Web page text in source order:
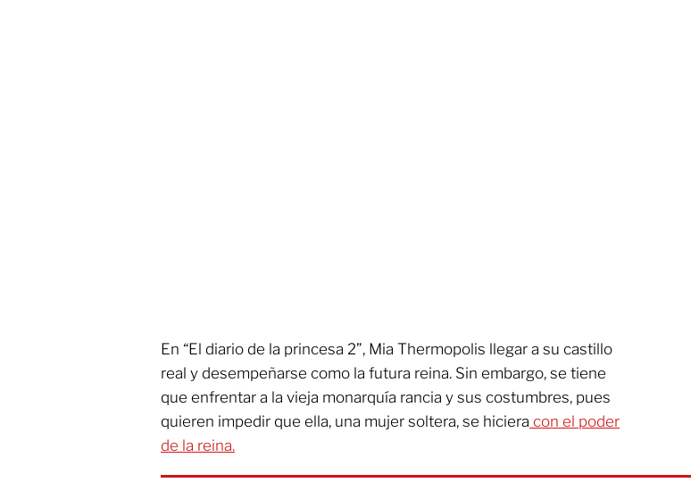
En “El diario de la princesa 2”, Mia Thermopolis llegar a su castillo
real y desempeñarse como la futura reina. Sin embargo, se tiene
que enfrentar a la vieja monarquía rancia y sus costumbres, pues
quieren impedir que ella, una mujer soltera, se hiciera con el poder
de la reina.